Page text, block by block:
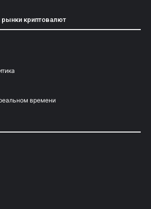
рынки криптовалют
времени